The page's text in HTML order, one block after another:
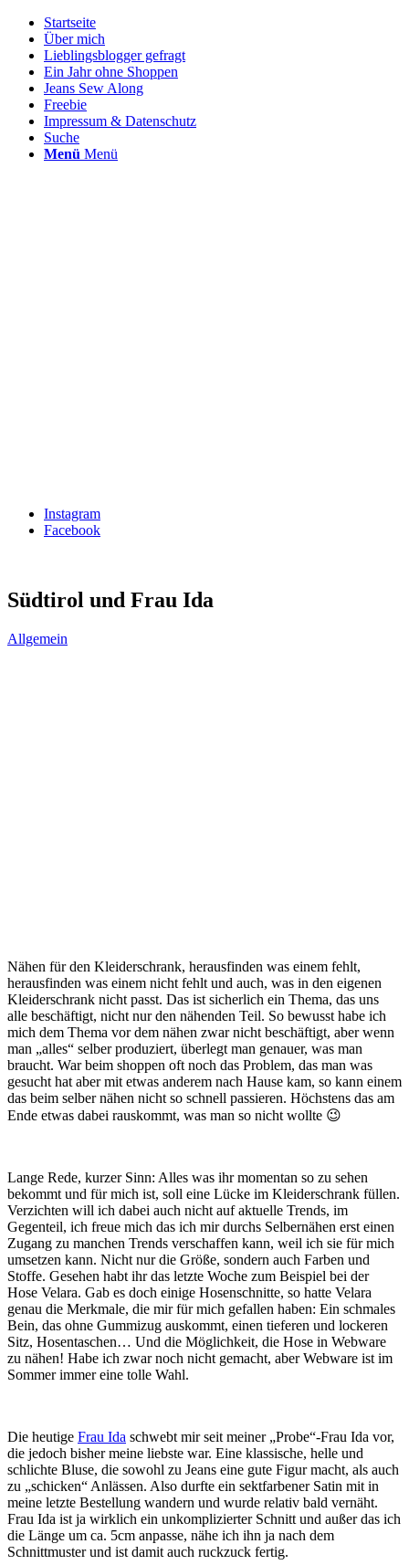
Startseite
Über mich
Lieblingsblogger gefragt
Ein Jahr ohne Shoppen
Jeans Sew Along
Freebie
Impressum & Datenschutz
Suche
Menü Menü
Instagram
Facebook
Südtirol und Frau Ida
Allgemein
Nähen für den Kleiderschrank, herausfinden was einem fehlt,
herausfinden was einem nicht fehlt und auch, was in den eigenen
Kleiderschrank nicht passt. Das ist sicherlich ein Thema, das uns
alle beschäftigt, nicht nur den nähenden Teil. So bewusst habe ich
mich dem Thema vor dem nähen zwar nicht beschäftigt, aber wenn
man „alles“ selber produziert, überlegt man genauer, was man
braucht. War beim shoppen oft noch das Problem, das man was
gesucht hat aber mit etwas anderem nach Hause kam, so kann einem
das beim selber nähen nicht so schnell passieren. Höchstens das am
Ende etwas dabei rauskommt, was man so nicht wollte 😉
Lange Rede, kurzer Sinn: Alles was ihr momentan so zu sehen
bekommt und für mich ist, soll eine Lücke im Kleiderschrank füllen.
Verzichten will ich dabei auch nicht auf aktuelle Trends, im
Gegenteil, ich freue mich das ich mir durchs Selbernähen erst einen
Zugang zu manchen Trends verschaffen kann, weil ich sie für mich
umsetzen kann. Nicht nur die Größe, sondern auch Farben und
Stoffe. Gesehen habt ihr das letzte Woche zum Beispiel bei der
Hose Velara. Gab es doch einige Hosenschnitte, so hatte Velara
genau die Merkmale, die mir für mich gefallen haben: Ein schmales
Bein, das ohne Gummizug auskommt, einen tieferen und lockeren
Sitz, Hosentaschen… Und die Möglichkeit, die Hose in Webware
zu nähen! Habe ich zwar noch nicht gemacht, aber Webware ist im
Sommer immer eine tolle Wahl.
Die heutige Frau Ida schwebt mir seit meiner „Probe“-Frau Ida vor,
die jedoch bisher meine liebste war. Eine klassische, helle und
schlichte Bluse, die sowohl zu Jeans eine gute Figur macht, als auch
zu „schicken“ Anlässen. Also durfte ein sektfarbener Satin mit in
meine letzte Bestellung wandern und wurde relativ bald vernäht.
Frau Ida ist ja wirklich ein unkomplizierter Schnitt und außer das ich
die Länge um ca. 5cm anpasse, nähe ich ihn ja nach dem
Schnittmuster und ist damit auch ruckzuck fertig.